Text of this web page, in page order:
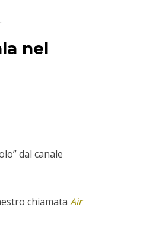
nel
dal canale
chiamata Air